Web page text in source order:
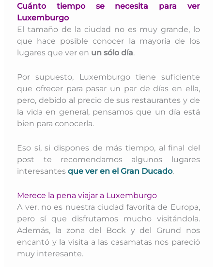
Cuánto tiempo se necesita para ver
Luxemburgo
El tamaño de la ciudad no es muy grande, lo
que hace posible conocer la mayoría de los
lugares que ver en un sólo día.
Por supuesto, Luxemburgo tiene suficiente
que ofrecer para pasar un par de días en ella,
pero, debido al precio de sus restaurantes y de
la vida en general, pensamos que un día está
bien para conocerla.
Eso sí, si dispones de más tiempo, al final del
post te recomendamos algunos lugares
interesantesque ver en el Gran Ducado.
Merece la pena viajar a Luxemburgo
A ver, no es nuestra ciudad favorita de Europa,
pero sí que disfrutamos mucho visitándola.
Además, la zona del Bock y del Grund nos
encantó y la visita a las casamatas nos pareció
muy interesante.